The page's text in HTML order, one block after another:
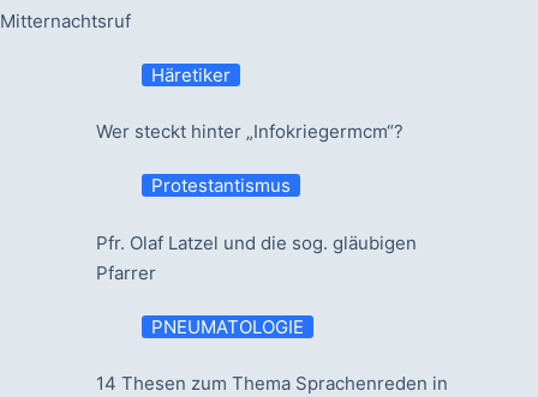
Mitternachtsruf
Häretiker
Wer steckt hinter „Infokriegermcm“?
Protestantismus
Pfr. Olaf Latzel und die sog. gläubigen
Pfarrer
PNEUMATOLOGIE
14 Thesen zum Thema Sprachenreden in